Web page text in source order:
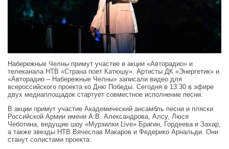
Набережные Челны примут участие в акции «Авторадио» и
телеканала НТВ «Страна поет Катюшу». Артисты ДК «Энергетик» и
«Авторадио – Набережные Челны» записали видео для
всероссийского проекта ко Дню Победы. Сегодня в 13:30 в эфире
двух медиаплощадок стартует совместное исполнение песни.
В акции примут участие Академический ансамбль песни и пляски
Российской Армии имени А.В. Александрова, Алсу, Люся
Чеботина, ведущие шоу «Мурзилки Live» Брагин, Гордеева и Захар,
а также звезды НТВ Вячеслав Макаров и Федерико Арнальди. Они
станут солистами проекта.